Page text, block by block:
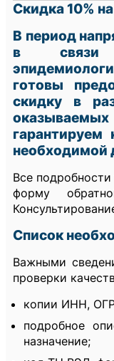
Скидка 10%
В период
в связи
готовы
скидку в
необходимой
Все
форму
Список
Важными
проверки
копии ИНН,
подробное
назначение;